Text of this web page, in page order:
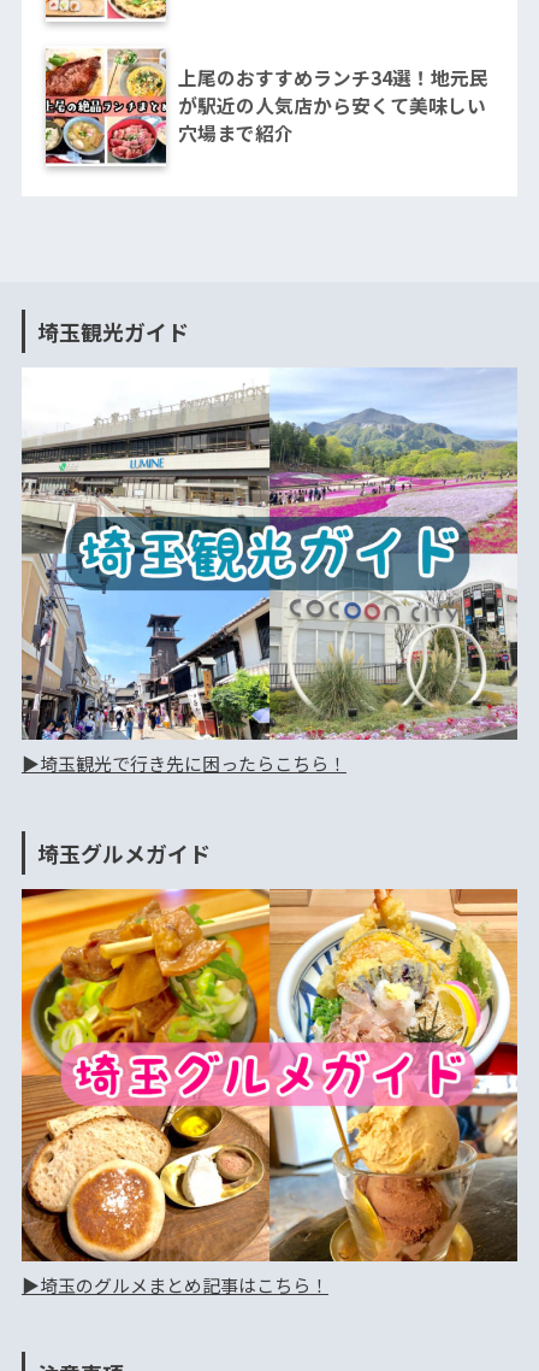
上尾のおすすめランチ34選！地元民
が駅近の人気店から安くて美味しい
穴場まで紹介
埼玉観光ガイド
▶︎埼玉観光で行き先に困ったらこちら！
埼玉グルメガイド
▶︎埼玉のグルメまとめ記事はこちら！